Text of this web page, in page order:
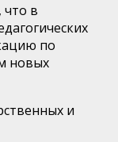
в
по
новых
и